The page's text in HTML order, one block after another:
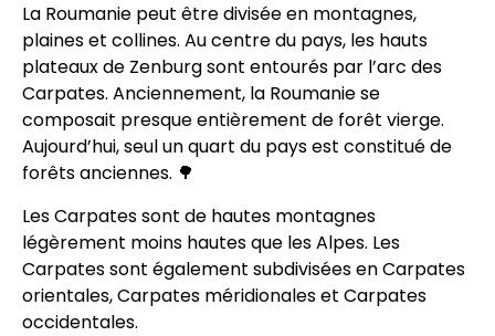
La Roumanie peut être divisée en montagnes,
plaines et collines. Au centre du pays, les hauts
plateaux de Zenburg sont entourés par l’arc des
Carpates. Anciennement, la Roumanie se
composait presque entièrement de forêt vierge.
Aujourd’hui, seul un quart du pays est constitué de
forêts anciennes. 🌳
Les Carpates sont de hautes montagnes
légèrement moins hautes que les Alpes. Les
Carpates sont également subdivisées en Carpates
orientales, Carpates méridionales et Carpates
occidentales.